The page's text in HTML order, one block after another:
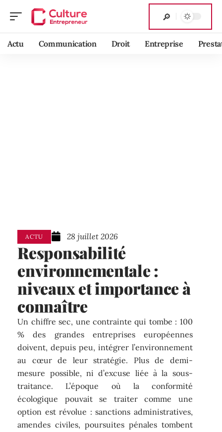
Actu Communication Droit Entreprise
ACTU 28 juillet 2026
Responsabilité
environnementale :
niveaux et importance à
connaître
Un chiffre sec, une contrainte qui tombe : 100
% des grandes entreprises européennes
doivent, depuis peu, intégrer l’environnement
au cœur de leur stratégie. Plus de demi-
mesure possible, ni d’excuse liée à la sous-
traitance. L’époque où la conformité
écologique pouvait se traiter comme une
option est révolue : sanctions administratives,
amendes civiles, poursuites pénales tombent